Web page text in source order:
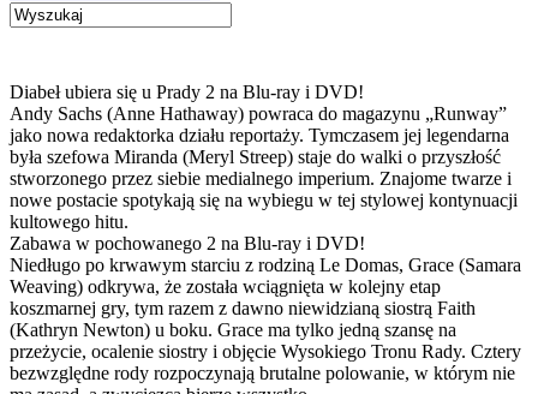
Diabeł ubiera się u Prady 2 na Blu-ray i DVD!
Andy Sachs (Anne Hathaway) powraca do magazynu „Runway”
jako nowa redaktorka działu reportaży. Tymczasem jej legendarna
była szefowa Miranda (Meryl Streep) staje do walki o przyszłość
stworzonego przez siebie medialnego imperium. Znajome twarze i
nowe postacie spotykają się na wybiegu w tej stylowej kontynuacji
kultowego hitu.
Zabawa w pochowanego 2 na Blu-ray i DVD!
Niedługo po krwawym starciu z rodziną Le Domas, Grace (Samara
Weaving) odkrywa, że została wciągnięta w kolejny etap
koszmarnej gry, tym razem z dawno niewidzianą siostrą Faith
(Kathryn Newton) u boku. Grace ma tylko jedną szansę na
przeżycie, ocalenie siostry i objęcie Wysokiego Tronu Rady. Cztery
bezwzględne rody rozpoczynają brutalne polowanie, w którym nie